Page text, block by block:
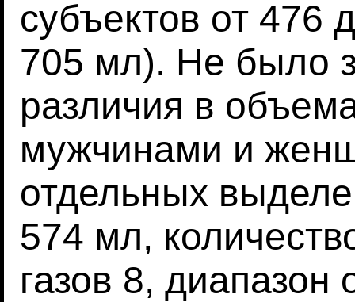
субъектов от 476
705 мл). Не было
различия в
мужчинами и
отдельных
574 мл,
газов 8,